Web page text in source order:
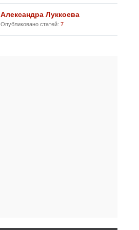
Александра Луккоева
Опубликовано статей: 7